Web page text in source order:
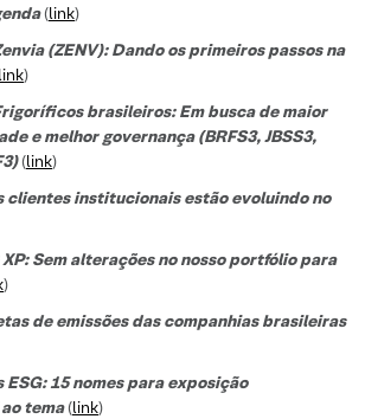
(link)
(ZENV): Dando os primeiros passos na
link)
brasileiros: Em busca de maior
e melhor governança (BRFS3, JBSS3,
(link)
clientes institucionais estão evoluindo no
Sem alterações no nosso portfólio para
)
de emissões das companhias brasileiras
ESG​: 15 nomes para exposição
tema(link)